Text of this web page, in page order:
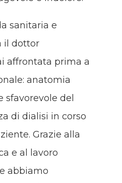
sanitaria e
il dottor
affrontata prima a
anatomia
sfavorevole del
di dialisi in corso
Grazie alla
e al lavoro
abbiamo